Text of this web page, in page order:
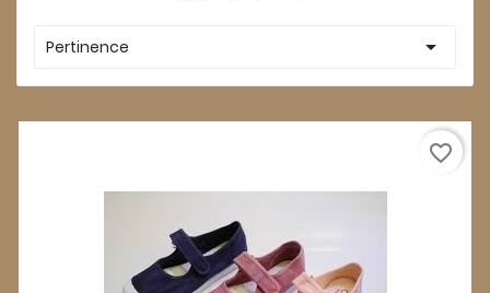
Pertinence 
favorite_border